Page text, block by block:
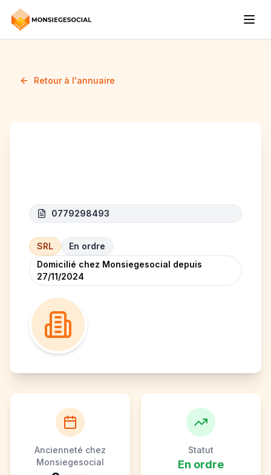
Retour à l'annuaire
0779298493
SRL
En ordre
Domicilié chez Monsiegesocial depuis
27/11/2024
Ancienneté chez
Monsiegesocial
Statut
En ordre